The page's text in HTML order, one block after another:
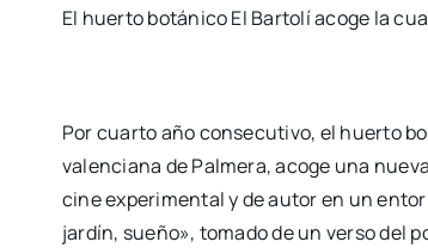
El huer­to botá­ni­co El Bar­to­lí aco­ge la
Por cuar­to año con­se­cu­ti­vo, el huer­to
valen­cia­na de Pal­me­ra, aco­ge una
cine expe­ri­men­tal y de autor en un
jar­dín, sue­ño», toma­do de un ver­so del